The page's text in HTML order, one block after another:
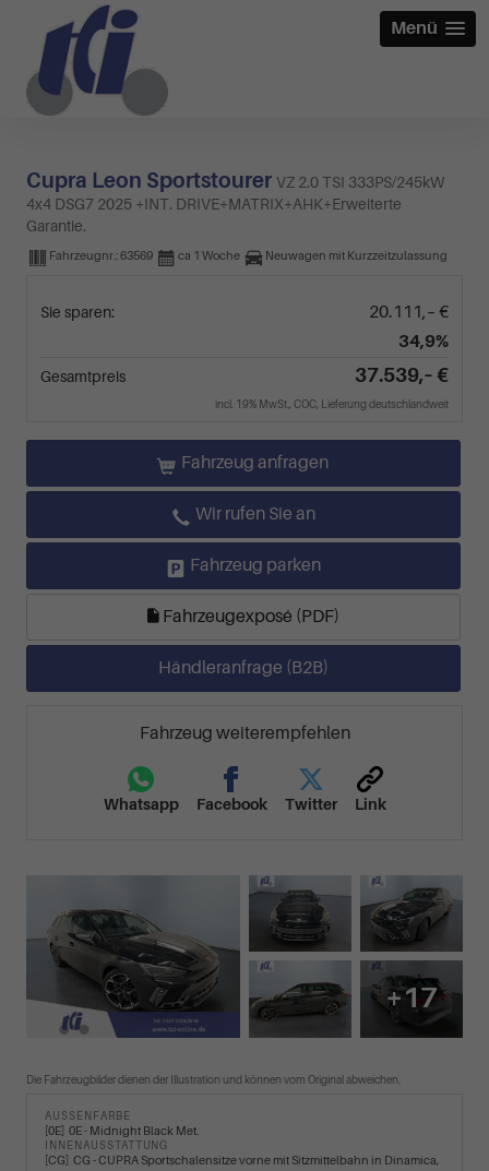
Menü
Cupra Leon Sportstourer VZ 2.0 TSI 333PS/245kW
4x4 DSG7 2025 +INT. DRIVE+MATRIX+AHK+Erweiterte
Garantie.
Fahrzeugnr.:63569 ca 1 Woche Neuwagen mit Kurzzeitzulassung
Sie sparen:
20.111,– €
34,9%
Gesamtpreis 37.539,– €
incl. 19% MwSt., COC, Lieferung deutschlandweit
Fahrzeug anfragen
Wir rufen Sie an
Fahrzeug parken
Fahrzeugexposé (PDF)
Händleranfrage (B2B)
Fahrzeug weiterempfehlen
Whatsapp Facebook Twitter Link
+17
Die Fahrzeugbilder dienen der Illustration und können vom Original abweichen.
AUSSENFARBE
0E 0E - Midnight Black Met.
INNENAUSSTATTUNG
CG
CG - CUPRA Sportschalensitze vorne mit Sitzmittelbahn in Dinamica,